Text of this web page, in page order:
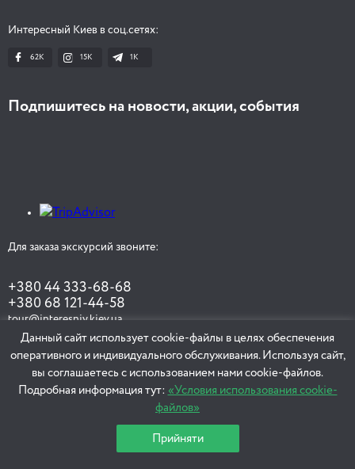
Интересный Киев в соц.сетях:
62K 15K 1К
Подпишитесь на новости, акции, события
Для заказа экскурсий звоните:
+380 44 333-68-68
+380 68 121-44-58
tour@interesniy.kiev.ua
ЗАКАЗАТЬ ЭКСКУРСИЮ
Данный сайт использует cookie-файлы в целях обеспечения
оперативного и индивидуального обслуживания. Используя сайт,
вы соглашаетесь с использованием нами cookie-файлов.
Подробная информация тут: «Условия использования cookie-
файлов»
Прийняти